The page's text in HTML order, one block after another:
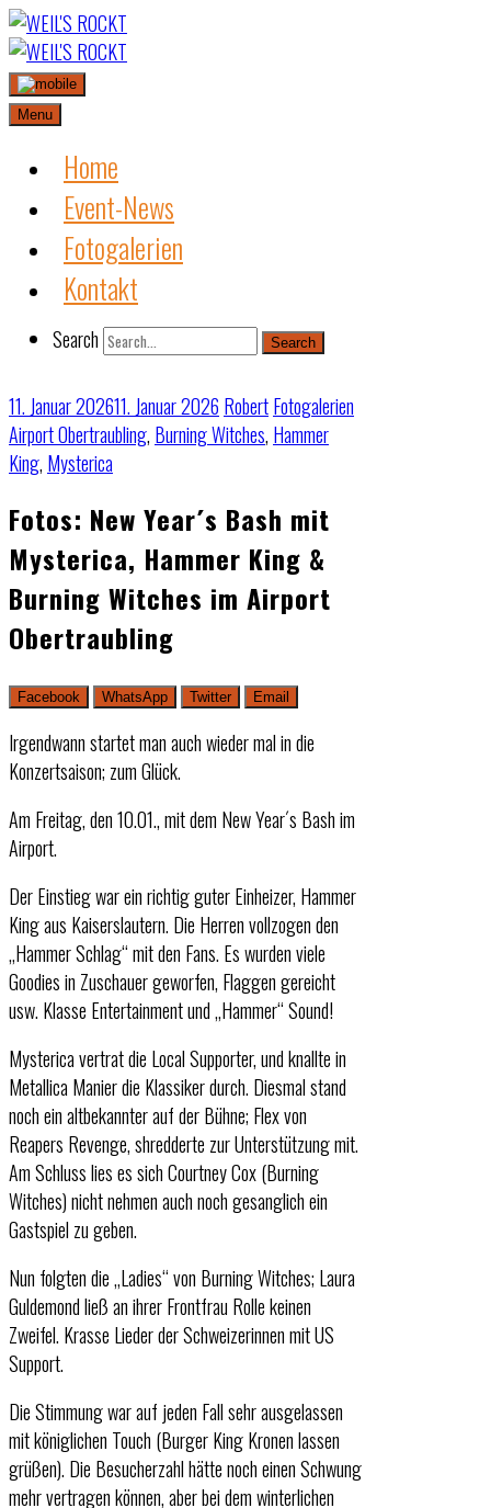
Skip
to
content
Menu
Home
Event-News
Fotogalerien
Kontakt
Search Search
11. Januar 202611. Januar 2026 RobertFotogalerien
Airport Obertraubling, Burning Witches, Hammer
King, Mysterica
Fotos: New Year´s Bash mit
Mysterica, Hammer King &
Burning Witches im Airport
Obertraubling
Facebook WhatsApp Twitter Email
Irgendwann startet man auch wieder mal in die
Konzertsaison; zum Glück.
Am Freitag, den 10.01., mit dem New Year´s Bash im
Airport.
Der Einstieg war ein richtig guter Einheizer, Hammer
King aus Kaiserslautern. Die Herren vollzogen den
„Hammer Schlag“ mit den Fans. Es wurden viele
Goodies in Zuschauer geworfen, Flaggen gereicht
usw. Klasse Entertainment und „Hammer“ Sound!
Mysterica vertrat die Local Supporter, und knallte in
Metallica Manier die Klassiker durch. Diesmal stand
noch ein altbekannter auf der Bühne; Flex von
Reapers Revenge, shredderte zur Unterstützung mit.
Am Schluss lies es sich Courtney Cox (Burning
Witches) nicht nehmen auch noch gesanglich ein
Gastspiel zu geben.
Nun folgten die „Ladies“ von Burning Witches; Laura
Guldemond ließ an ihrer Frontfrau Rolle keinen
Zweifel. Krasse Lieder der Schweizerinnen mit US
Support.
Die Stimmung war auf jeden Fall sehr ausgelassen
mit königlichen Touch (Burger King Kronen lassen
grüßen). Die Besucherzahl hätte noch einen Schwung
mehr vertragen können, aber bei dem winterlichen